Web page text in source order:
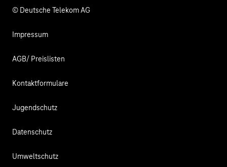
© Deutsche Telekom AG
Impressum
AGB/ Preislisten
Kontaktformulare
Jugendschutz
Datenschutz
Umweltschutz